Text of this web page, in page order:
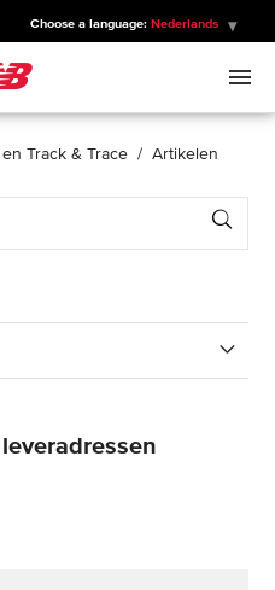
Choose a language: Nederlands
Track & Trace Artikelen